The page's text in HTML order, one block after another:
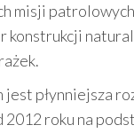
misji
konstrukcji
płynniejsza
roku na